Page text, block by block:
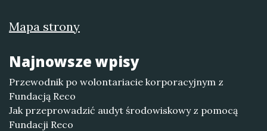
Mapa strony
Najnowsze wpisy
Przewodnik po wolontariacie korporacyjnym z
Fundacją Reco
Jak przeprowadzić audyt środowiskowy z pomocą
Fundacji Reco